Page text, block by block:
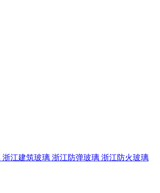
浙江建筑玻璃 浙江防弹玻璃 浙江防火玻璃